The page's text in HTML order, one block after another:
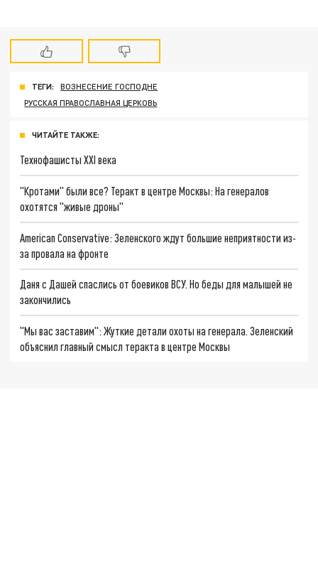
ТЕГИ:
ВОЗНЕСЕНИЕ ГОСПОДНЕ
РУССКАЯ ПРАВОСЛАВНАЯ ЦЕРКОВЬ
ЧИТАЙТЕ ТАКЖЕ:
Технофашисты XXI века
"Кротами" были все? Теракт в центре Москвы: На генералов
охотятся "живые дроны"
American Conservative: Зеленского ждут большие неприятности из-
за провала на фронте
Даня с Дашей спаслись от боевиков ВСУ. Но беды для малышей не
закончились
"Мы вас заставим": Жуткие детали охоты на генерала. Зеленский
объяснил главный смысл теракта в центре Москвы